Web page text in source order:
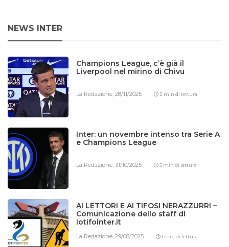
NEWS INTER
Champions League, c’è già il
Liverpool nel mirino di Chivu
La Redazione,28/11/2025 2 min di lettura
Inter: un novembre intenso tra Serie A
e Champions League
La Redazione,31/10/2025 3 min di lettura
AI LETTORI E AI TIFOSI NERAZZURRI –
Comunicazione dello staff di
Iotifointer.it
La Redazione,29/08/2025 1 min di lettura